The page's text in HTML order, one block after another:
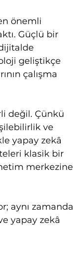
önemli
Güçlü bir
geliştikçe
çalışma
değil. Çünkü
ve
yapay zekâ
klasik bir
merkezine
aynı zamanda
yapay zekâ